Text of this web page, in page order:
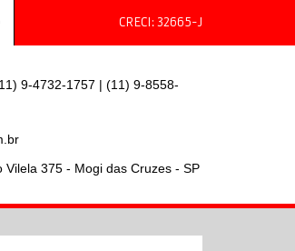
9-4732-1757 | (11) 9-8558-
375 - Mogi das Cruzes - SP